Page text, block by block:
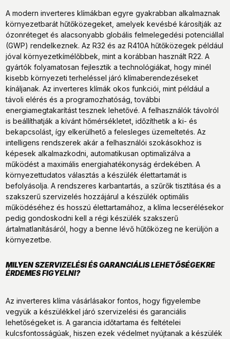
A modern inverteres klímákban egyre gyakrabban alkalmaznak
környezetbarát hűtőközegeket, amelyek kevésbé károsítják az
ózonréteget és alacsonyabb globális felmelegedési potenciállal
(GWP) rendelkeznek. Az R32 és az R410A hűtőközegek például
jóval környezetkímélőbbek, mint a korábban használt R22. A
gyártók folyamatosan fejlesztik a technológiákat, hogy minél
kisebb környezeti terheléssel járó klímaberendezéseket
kínáljanak. Az inverteres klímák okos funkciói, mint például a
távoli elérés és a programozhatóság, további
energiamegtakarítást tesznek lehetővé. A felhasználók távolról
is beállíthatják a kívánt hőmérsékletet, időzíthetik a ki- és
bekapcsolást, így elkerülhető a felesleges üzemeltetés. Az
intelligens rendszerek akár a felhasználói szokásokhoz is
képesek alkalmazkodni, automatikusan optimalizálva a
működést a maximális energiahatékonyság érdekében. A
környezettudatos választás a készülék élettartamát is
befolyásolja. A rendszeres karbantartás, a szűrők tisztítása és a
szakszerű szervizelés hozzájárul a készülék optimális
működéséhez és hosszú élettartamához, a klíma lecserélésekor
pedig gondoskodni kell a régi készülék szakszerű
ártalmatlanításáról, hogy a benne lévő hűtőközeg ne kerüljön a
környezetbe.
MILYEN SZERVIZELÉSI ÉS GARANCIÁLIS LEHETŐSÉGEKRE
ÉRDEMES FIGYELNI?
Az inverteres klíma vásárlásakor fontos, hogy figyelembe
vegyük a készülékkel járó szervizelési és garanciális
lehetőségeket is. A garancia időtartama és feltételei
kulcsfontosságúak, hiszen ezek védelmet nyújtanak a készülék